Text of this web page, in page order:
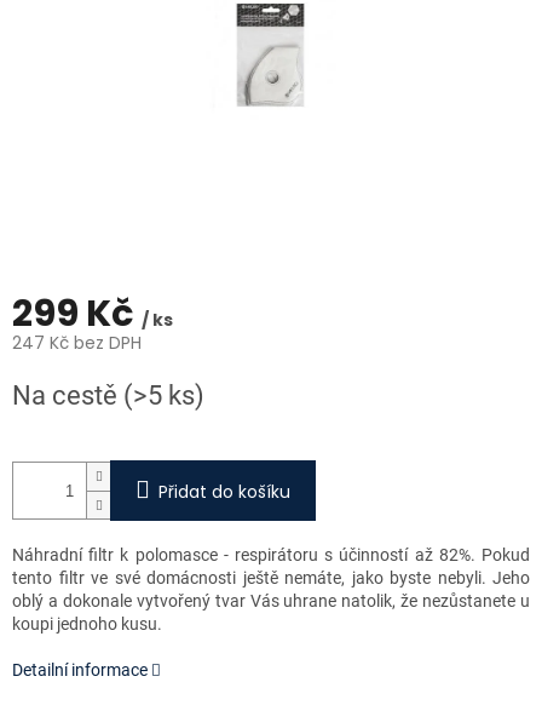
299 Kč / ks
247 Kč bez DPH
cena:
Na cestě (>5 ks)
Přidat do košíku
Náhradní filtr k polomasce - respirátoru s účinností až 82%. Pokud
tento filtr ve své domácnosti ještě nemáte, jako byste nebyli. Jeho
oblý a dokonale vytvořený tvar Vás uhrane natolik, že nezůstanete u
koupi jednoho kusu.
Detailní informace